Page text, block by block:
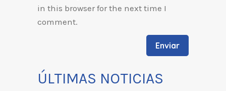
in this browser for the next time I
comment.
ÚLTIMAS NOTICIAS